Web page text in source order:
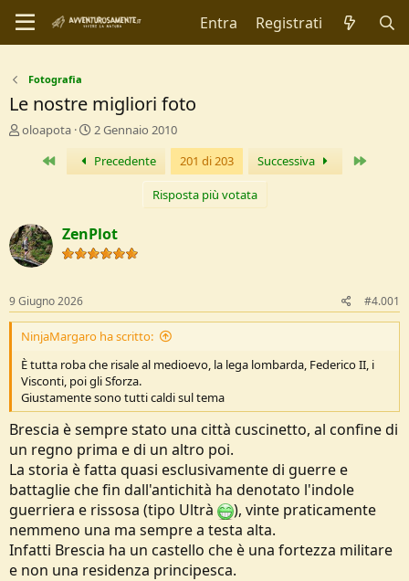
Entra Registrati
Fotografia
Le nostre migliori foto
C
r
e
D
s
c
u
s
s
i
o
n
e
oloapota
D
t
a
I
n
i
o
2 Gennaio 2010
Primo Precedente 201 di 203 Successiva
Risposta più votata
ZenPlot
9 Giugno 2026 #4.001
NinjaMargaro ha scritto:
È tutta roba che risale al medioevo, la lega lombarda, Federico II, i
Visconti, poi gli Sforza.
Giustamente sono tutti caldi sul tema
Brescia è sempre stato una città cuscinetto, al confine di
un regno prima e di un altro poi.
La storia è fatta quasi esclusivamente di guerre e
battaglie che fin dall'antichità ha denotato l'indole
guerriera e rissosa (tipo Ultrà
), vinte praticamente
nemmeno una ma sempre a testa alta.
Infatti Brescia ha un castello che è una fortezza militare
e non una residenza principesca.